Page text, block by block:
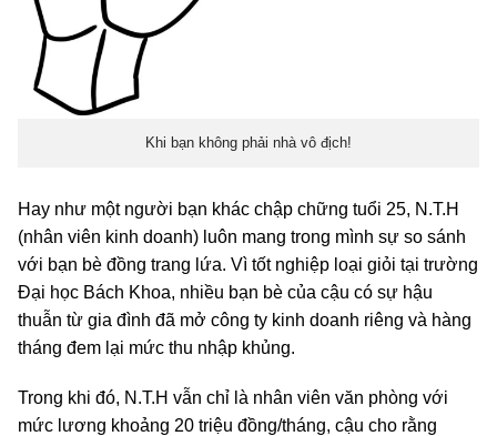
Khi bạn không phải nhà vô địch!
Hay như một người bạn khác chập chững tuổi 25, N.T.H
(nhân viên kinh doanh) luôn mang trong mình sự so sánh
với bạn bè đồng trang lứa. Vì tốt nghiệp loại giỏi tại trường
Đại học Bách Khoa, nhiều bạn bè của cậu có sự hậu
thuẫn từ gia đình đã mở công ty kinh doanh riêng và hàng
tháng đem lại mức thu nhập khủng.
Trong khi đó, N.T.H vẫn chỉ là nhân viên văn phòng với
mức lương khoảng 20 triệu đồng/tháng, cậu cho rằng